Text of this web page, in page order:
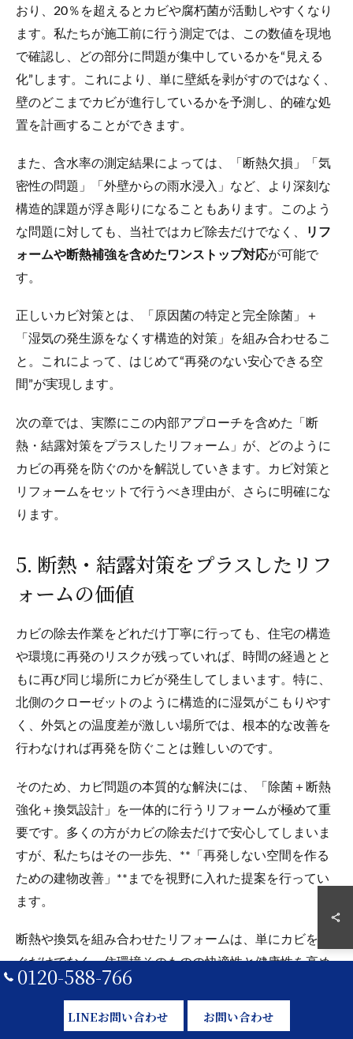
おり、20％を超えるとカビや腐朽菌が活動しやすくなり
ます。私たちが施工前に行う測定では、この数値を現地
で確認し、どの部分に問題が集中しているかを“見える
化”します。これにより、単に壁紙を剥がすのではなく、
壁のどこまでカビが進行しているかを予測し、的確な処
置を計画することができます。
また、含水率の測定結果によっては、「断熱欠損」「気
密性の問題」「外壁からの雨水浸入」など、より深刻な
構造的課題が浮き彫りになることもあります。このよう
な問題に対しても、当社ではカビ除去だけでなく、
リフ
ォームや断熱補強を含めたワンストップ対応が可能で
す。
正しいカビ対策とは、「原因菌の特定と完全除菌」＋
「湿気の発生源をなくす構造的対策」を組み合わせるこ
と。これによって、はじめて“再発のない安心できる空
間”が実現します。
次の章では、実際にこの内部アプローチを含めた「断
熱・結露対策をプラスしたリフォーム」が、どのように
カビの再発を防ぐのかを解説していきます。カビ対策と
リフォームをセットで行うべき理由が、さらに明確にな
ります。
5. 断熱・結露対策をプラスしたリフ
ォームの価値
カビの除去作業をどれだけ丁寧に行っても、住宅の構造
や環境に再発のリスクが残っていれば、時間の経過とと
もに再び同じ場所にカビが発生してしまいます。特に、
北側のクローゼットのように構造的に湿気がこもりやす
く、外気との温度差が激しい場所では、根本的な改善を
行わなければ再発を防ぐことは難しいのです。
そのため、カビ問題の本質的な解決には、「除菌＋断熱
強化＋換気設計」を一体的に行うリフォームが極めて重
要です。多くの方がカビの除去だけで安心してしまいま
すが、私たちはその一歩先、**「再発しない空間を作る
ための建物改善」**までを視野に入れた提案を行ってい
ます。
断熱や換気を組み合わせたリフォームは、単にカビを防
ぐだけでなく、住環境そのものの快適性と健康性を高め
ることにもつながります。ここでは、実際にどのような
くることができるのかを詳しくご紹介します。
0120-588-766
LINEお問い合わせ お問い合わせ